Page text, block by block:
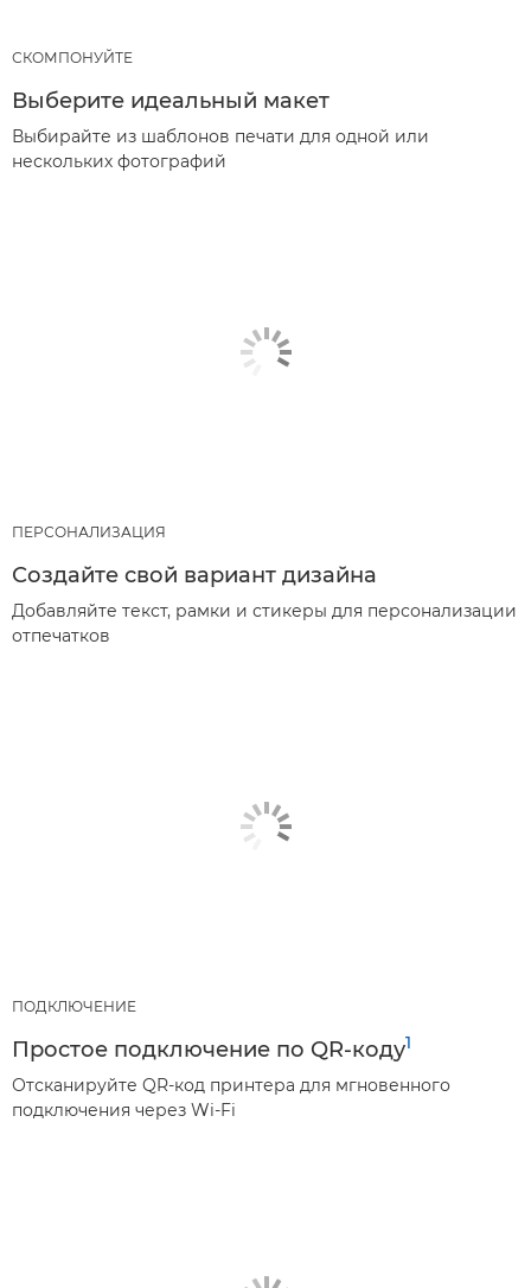
СКОМПОНУЙТЕ
Выберите идеальный макет
Выбирайте из шаблонов печати для одной или
нескольких фотографий
ПЕРСОНАЛИЗАЦИЯ
Создайте свой вариант дизайна
Добавляйте текст, рамки и стикеры для персонализации
отпечатков
ПОДКЛЮЧЕНИЕ
Простое подключение по QR-коду1
Отсканируйте QR-код принтера для мгновенного
подключения через Wi-Fi